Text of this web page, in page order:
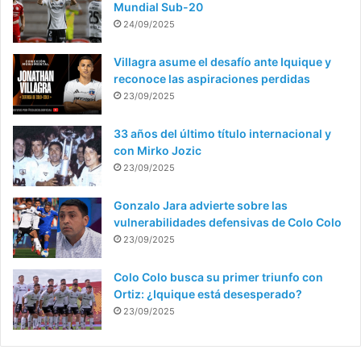
Mundial Sub-20
24/09/2025
Villagra asume el desafío ante Iquique y
reconoce las aspiraciones perdidas
23/09/2025
33 años del último título internacional y
con Mirko Jozic
23/09/2025
Gonzalo Jara advierte sobre las
vulnerabilidades defensivas de Colo Colo
23/09/2025
Colo Colo busca su primer triunfo con
Ortiz: ¿Iquique está desesperado?
23/09/2025